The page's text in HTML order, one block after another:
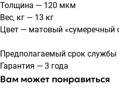
Толщина — 120 мкм
Вес, кг — 13 кг
Цвет — матовый «сумеречный
Предполагаемый срок
Гарантия — 3 года
Вам может понравиться